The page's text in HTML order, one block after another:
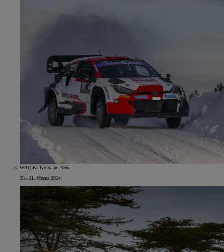
WRC Rallye Safari Keňa
28.–31. března 2024